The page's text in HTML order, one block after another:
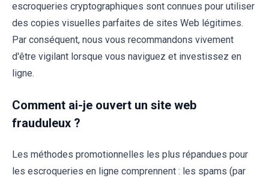
escroqueries cryptographiques sont connues pour utiliser
des copies visuelles parfaites de sites Web légitimes.
Par conséquent, nous vous recommandons vivement
d'être vigilant lorsque vous naviguez et investissez en
ligne.
Comment ai-je ouvert un site web
frauduleux ?
Les méthodes promotionnelles les plus répandues pour
les escroqueries en ligne comprennent : les spams (par